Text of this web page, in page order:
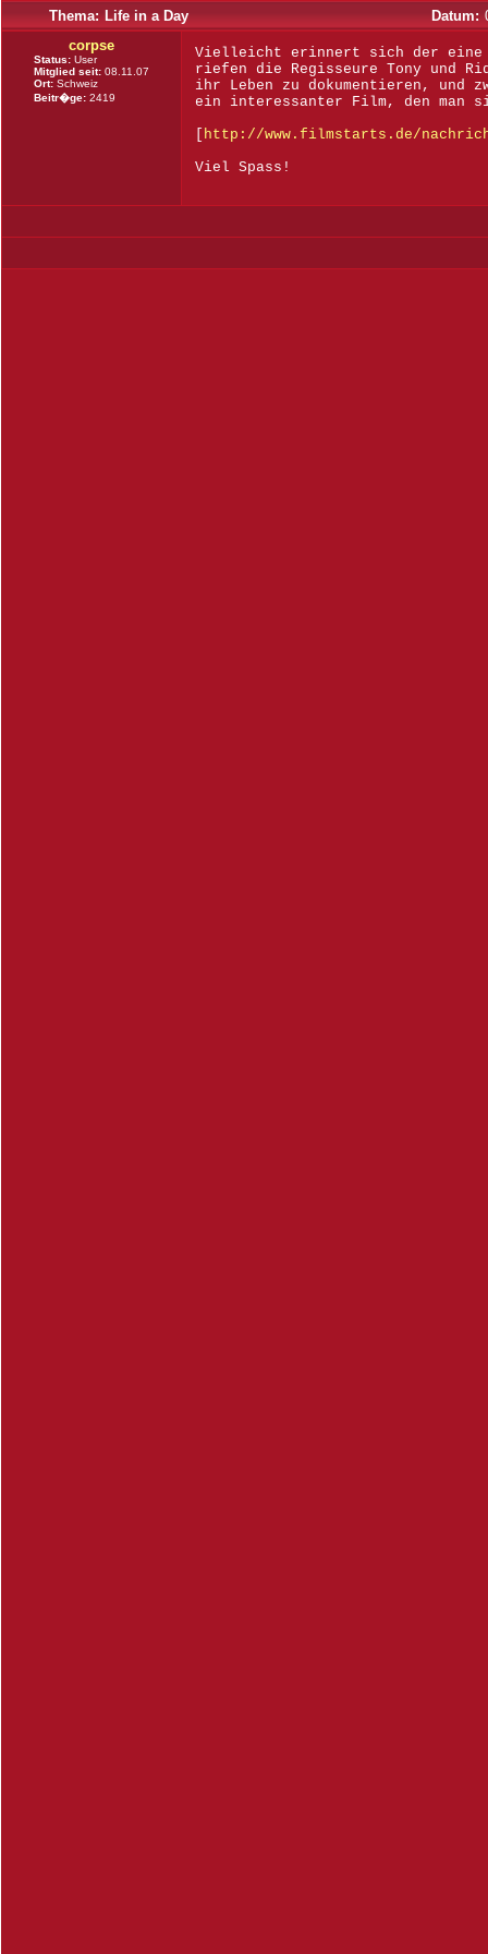
Thema: Life in a Day Datum:
corpse
Status: User
Mitglied seit: 08.11.07
Ort: Schweiz
Beitr�ge: 2419
Vielleicht erinnert sich der eine
riefen die Regisseure Tony und
ihr Leben zu dokumentieren, und
ein interessanter Film, den man
http://www.filmstarts.de/
Viel Spass!